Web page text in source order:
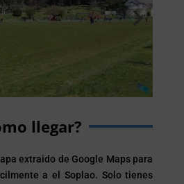
llegar?
extraido de Google Maps para
a el Soplao. Solo tienes